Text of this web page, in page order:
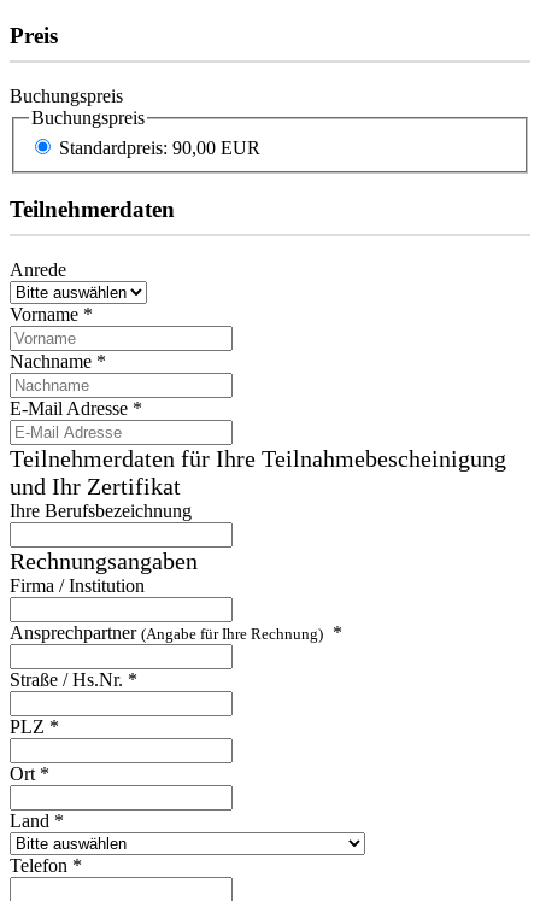
Preis
Buchungspreis
Buchungspreis
Standardpreis: 90,00 EUR
Teilnehmerdaten
Anrede
Vorname *
Nachname *
E-Mail Adresse *
Teilnehmerdaten für Ihre Teilnahmebescheinigung
und Ihr Zertifikat
Ihre Berufsbezeichnung
Rechnungsangaben
Firma / Institution
Ansprechpartner (Angabe für Ihre Rechnung) *
Straße / Hs.Nr. *
PLZ *
Ort *
Land *
Telefon *